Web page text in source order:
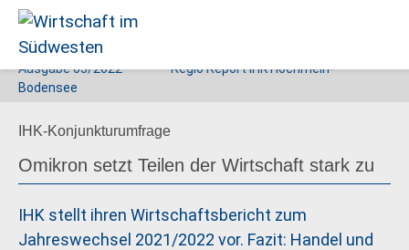
Wirtschaft
Südwesten
Ausgabe03/2022
Regio Report IHK Hochrhein-
Bodensee
IHK-Konjunkturumfrage
Omikron setzt Teilen der Wirtschaft stark zu
IHK stellt ihren Wirtschaftsbericht zum
Jahreswechsel 2021/2022 vor. Fazit: Handel und